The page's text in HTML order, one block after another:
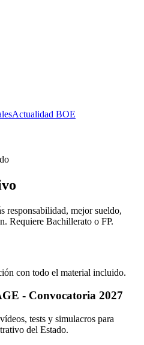
Actualidad BOE
responsabilidad, mejor sueldo,
Requiere Bachillerato o FP.
con todo el material incluido.
- Convocatoria 2027
tests y simulacros para
del Estado.